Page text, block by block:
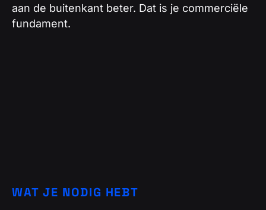
aan de buitenkant beter. Dat is je commerciële
fundament.
WAT JE NODIG HEBT